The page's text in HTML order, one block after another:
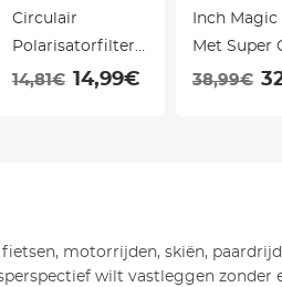
Circulair
Polarisatorfilter
met Lensdop
14,81€ 14,99€
Inch
Met Super
en
Webcam en
38,99€
motorrijden, skiën,
wilt vastleggen